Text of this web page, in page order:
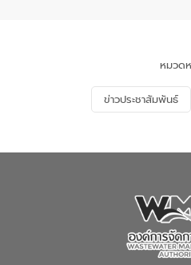
ด้าน
รอง
ลงทุน
มุ่งตอ
ในครั้
(อจน
เทคโ
ของอี
เทคโ
หมวด
ข่าวประชาสัมพันธ์